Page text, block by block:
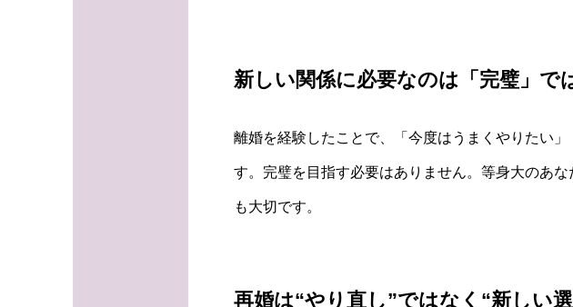
新しい関係に必要なのは「完璧」で
離婚を経験したことで、「今度はうまくやりたい
す。完璧を目指す必要はありません。等身大のあ
も大切です。
再婚は“やり直し”ではなく“新しい